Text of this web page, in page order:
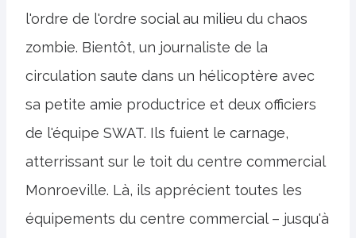
l'ordre de l'ordre social au milieu du chaos
zombie. Bientôt, un journaliste de la
circulation saute dans un hélicoptère avec
sa petite amie productrice et deux officiers
de l'équipe SWAT. Ils fuient le carnage,
atterrissant sur le toit du centre commercial
Monroeville. Là, ils apprécient toutes les
équipements du centre commercial – jusqu'à